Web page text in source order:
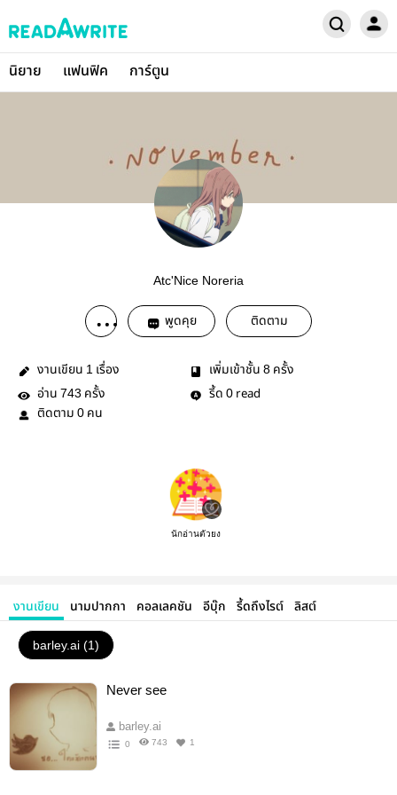
นิยาย แฟนฟิค การ์ตูน
Atc'Nice Noreria
พูดคุย ติดตาม
งานเขียน 1 เรื่อง เพิ่มเข้าชั้น 8 ครั้ง
อ่าน 743 ครั้ง รี้ด 0 read
ติดตาม 0 คน
นักอ่านตัวยง
งานเขียน นามปากกา คอลเลคชัน อีบุ๊ก รี้ดถึงไรต์ ลิสต์
barley.ai (1)
Never see
barley.ai
0 743 1